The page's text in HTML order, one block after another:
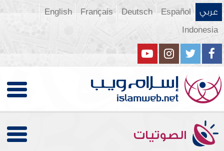
عربي Español
Deutsch
Français
English
Indonesia
الصوتيات